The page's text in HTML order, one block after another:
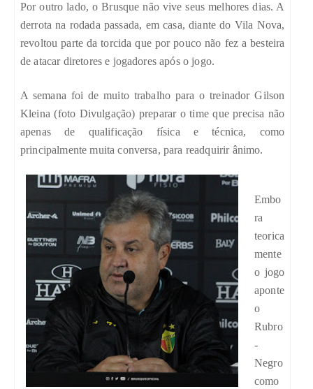
Por outro lado, o Brusque não vive seus melhores dias. A
derrota na rodada passada, em casa, diante do Vila Nova,
revoltou parte da torcida que por pouco não fez a besteira
de atacar diretores e jogadores após o jogo.
A semana foi de muito trabalho para o treinador Gilson
Kleina (foto Divulgação) preparar o time que precisa não
apenas de qualificação física e técnica, como
principalmente muita conversa, para readquirir ânimo.
Embo
ra
teorica
mente
o jogo
aponte
o
Rubro
-
Negro
como